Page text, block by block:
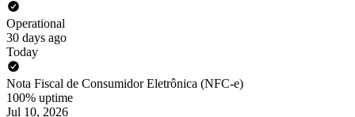
Operational
30 days ago
Today
Nota Fiscal de Consumidor Eletrônica (NFC-e)
100% uptime
Jul 10, 2026